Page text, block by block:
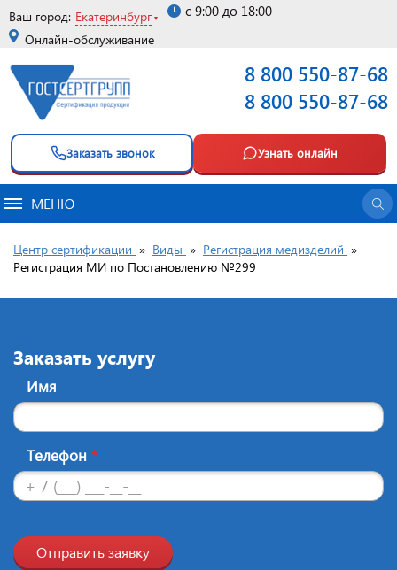
Ваш город: Екатеринбург
Онлайн-обслуживание
с 9:00 до 18:00
8 800 550-87-68
8 800 550-87-68
Заказать звонок Узнать онлайн
МЕНЮ
Центр сертификации » Виды » Регистрация медизделий »
Регистрация МИ по Постановлению №299
Заказать услугу
Имя
Телефон *
Отправить заявку